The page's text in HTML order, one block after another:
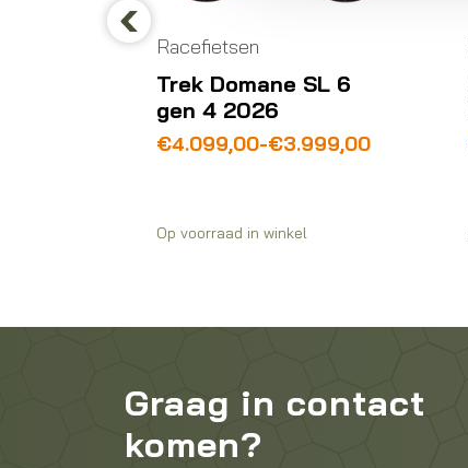
Previous
Racefietsen
Trek Domane SL 6
gen 4 2026
€3.999,00
-
€4.099,00
Prijsklasse:
Op voorraad in winkel
Graag in contact
komen?